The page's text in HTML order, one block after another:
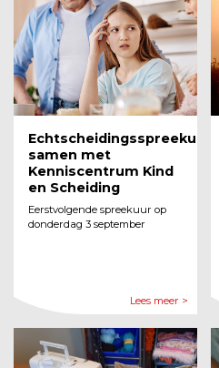
Echtscheidingsspreekuren
samen met
Kenniscentrum Kind
en Scheiding
Eerstvolgende spreekuur op
donderdag 3 september
Lees meer >